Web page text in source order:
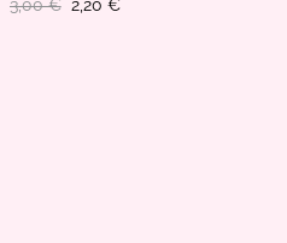
3,00 € 2,20 €